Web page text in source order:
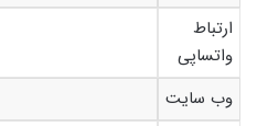
ارتباط
واتساپی
وب سایت